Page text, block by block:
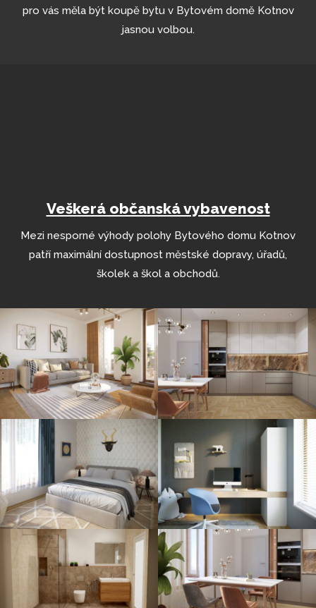
pro vás měla být koupě bytu v Bytovém domě Kotnov
jasnou volbou.
Veškerá občanská vybavenost
Mezi nesporné výhody polohy Bytového domu Kotnov
patří maximální dostupnost městské dopravy, úřadů,
školek a škol a obchodů.